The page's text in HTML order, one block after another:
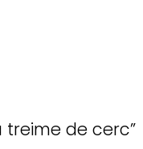
treime de cerc”